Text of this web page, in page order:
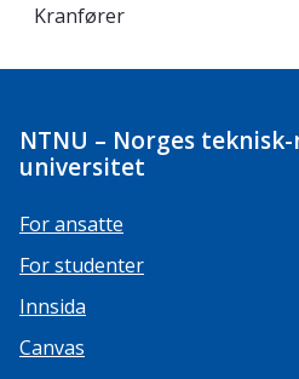
Kranfører
NTNU – Norges
universitet
For ansatte
For studenter
Innsida
Canvas